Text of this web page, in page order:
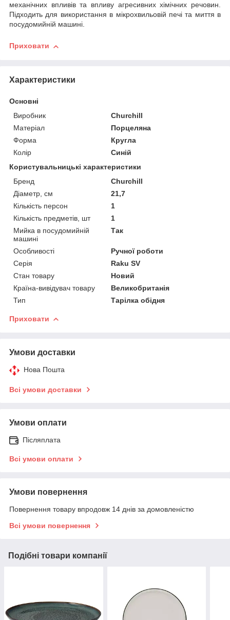
механічних впливів та впливу агресивних хімічних речовин.
Підходить для використання в мікрохвильовій печі та миття в
посудомийній машині.
Приховати
Характеристики
Основні
Виробник
Churchill
Матеріал
Порцеляна
Форма
Кругла
Колір
Синій
Користувальницькі характеристики
Бренд
Churchill
Діаметр, см
21,7
Кількість персон
1
Кількість предметів, шт
1
Мийка в посудомийній
машині
Так
Особливості
Ручної роботи
Серія
Raku SV
Стан товару
Новий
Країна-вивідувач товару
Великобританія
Тип
Тарілка обідня
Приховати
Умови доставки
Нова Пошта
Всі умови доставки
Умови оплати
Післяплата
Всі умови оплати
Умови повернення
Повернення товару впродовж 14 днів за домовленістю
Всі умови повернення
Подібні товари компанії